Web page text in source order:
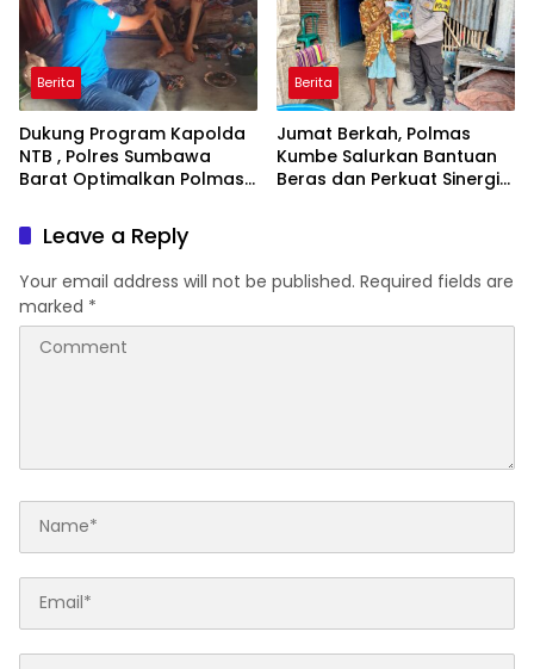
Berita
Dukung Program Kapolda
NTB , Polres Sumbawa
Barat Optimalkan Polmas
di Masyarakat
Berita
Jumat Berkah, Polmas
Kumbe Salurkan Bantuan
Beras dan Perkuat Sinergi
Leave a Reply
Your email address will not be published. Required fields are
marked *